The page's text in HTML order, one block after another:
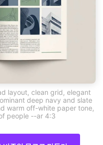
layout, clean grid, elegant
deep navy and slate
warm off-white paper tone,
people --ar 4:3